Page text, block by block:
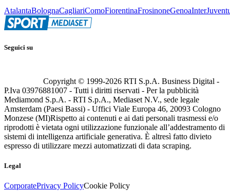
AtalantaBolognaCagliariComoFiorentinaFrosinoneGenoaInter
Seguici su
Copyright © 1999-2026 RTI S.p.A. Business Digital -
P.Iva 03976881007 - Tutti i diritti riservati - Per la pubblicità
Mediamond S.p.A. - RTI S.p.A., Mediaset N.V., sede legale
Amsterdam (Paesi Bassi) - Uffici Viale Europa 46, 20093 Cologno
Monzese (MI)Rispetto ai contenuti e ai dati personali trasmessi e/o
riprodotti è vietata ogni utilizzazione funzionale all’addestramento di
sistemi di intelligenza artificiale generativa. È altresì fatto divieto
espresso di utilizzare mezzi automatizzati di data scraping.
Legal
CorporatePrivacy PolicyCookie Policy